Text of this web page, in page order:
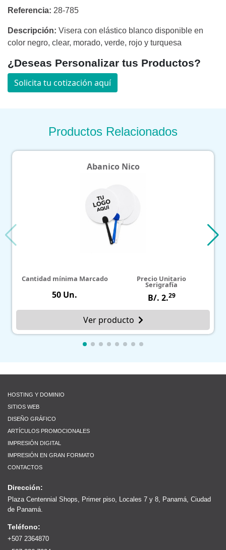
Referencia: 28-785
Descripción: Visera con elástico blanco disponible en
color negro, clear, morado, verde, rojo y turquesa
¿Deseas Personalizar tus Productos?
Solicita tu cotización aquí
Productos Relacionados
Abanico Nico
Cantidad mínima Marcado
50 Un.
Precio Unitario
Serigrafía
B/. 2.29
Ver producto
HOSTING Y DOMINIO
SITIOS WEB
DISEÑO GRÁFICO
ARTÍCULOS PROMOCIONALES
IMPRESIÓN DIGITAL
IMPRESIÓN EN GRAN FORMATO
CONTACTOS
Dirección:
Plaza Centennial Shops, Primer piso, Locales 7 y 8, Panamá, Ciudad
de Panamá.
Teléfono:
+507 2364870